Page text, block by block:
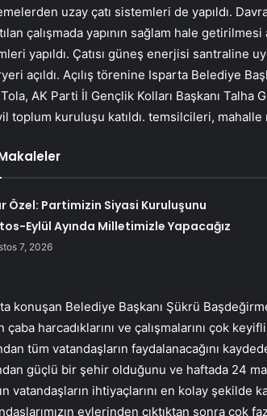
uzay çatı sistemleri de yapıldı.
çalışmada yapının sağlam hale
yapıldı. Çatısı güneş enerjisi santraline
açıldı. Açılış törenine Isparta Belediye
AK Parti İl Gençlik Kolları Başkanı Talha
toplum kuruluşu katıldı. temsilcileri, mahalle
Özel: Partimizin Siyasi Kuruluşunu
Eylül Ayında Milletimizle Yapacağız
7, 2026
konuşan Belediye Başkanı Şükrü
çaba harcadıklarını ve çalışmalarını çok
tüm vatandaşların faydalanacağını
güçlü bir şehir olduğunu ve haftada 24
vatandaşların ihtiyaçlarını en kolay
evlerinden çıktıktan sonra çok